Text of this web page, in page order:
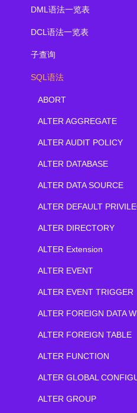
DML语法一览表
DCL语法一览表
子查询
SQL语法
ABORT
ALTER AGGREGATE
ALTER AUDIT POLICY
ALTER DATABASE
ALTER DATA SOURCE
ALTER DEFAULT
ALTER DIRECTORY
ALTER Extension
ALTER EVENT
ALTER EVENT TRIGGER
ALTER FOREIGN DATA
ALTER FOREIGN TABLE
ALTER FUNCTION
ALTER GLOBAL
ALTER GROUP